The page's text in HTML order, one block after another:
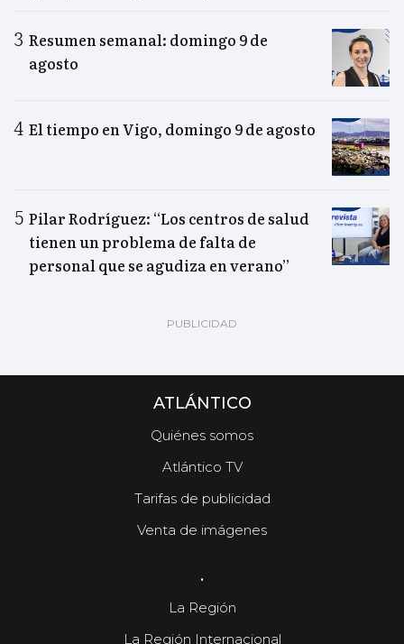
Resumen semanal: domingo 9 de
agosto
El tiempo en Vigo, domingo 9 de agosto
Pilar Rodríguez: “Los centros de salud
tienen un problema de falta de
personal que se agudiza en verano”
ATLÁNTICO
Quiénes somos
Atlántico TV
Tarifas de publicidad
Venta de imágenes
.
La Región
La Región Internacional